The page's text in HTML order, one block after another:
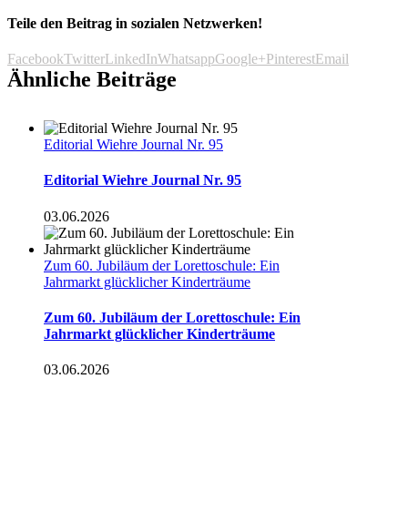
Teile den Beitrag in sozialen Netzwerken!
FacebookTwitterLinkedInWhatsappGoogle+PinterestEmail
Ähnliche Beiträge
Editorial Wiehre Journal Nr. 95
Editorial Wiehre Journal Nr. 95
03.06.2026
Zum 60. Jubiläum der Lorettoschule: Ein
Jahrmarkt glücklicher Kinderträume
Zum 60. Jubiläum der Lorettoschule: Ein
Jahrmarkt glücklicher Kinderträume
03.06.2026